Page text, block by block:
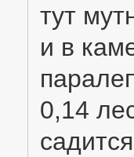
тут
и в
0,14